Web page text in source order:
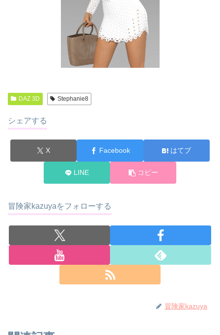
DAZ 3D Stephanie8
シェアする
X Facebook はてブ
LINE コピー
冒険家kazuyaをフォローする
冒険家kazuya